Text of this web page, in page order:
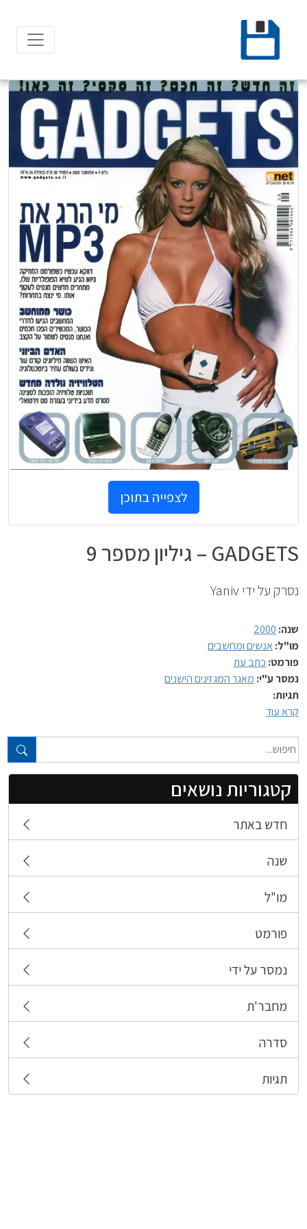
content
טקסט חופשי...
קטגוריות נושאים
חדש באתר
שנה
מו"ל
פורמט
נמסר על ידי
מחבר'ת
סדרה
תגיות
לצפייה בתוכן
GADGETS – גיליון מספר 9
נסרק על ידי Yaniv
שנה: 2000
מו"ל: אנשים ומחשבים
פורמט: כתב עת
נמסר ע"י: מאגר המגזינים הישנים
תגיות:
קרא עוד